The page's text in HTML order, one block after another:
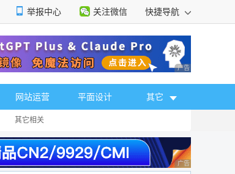
举报中心 关注微信 快捷导航
广告 商业广告，理
网站运营 平面设计 其它
其它相关
广告 商业广告，理